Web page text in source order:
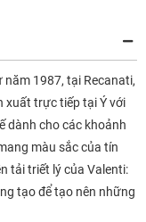
1987, tại Recanati,
xuất trực tiếp tại Ý với
dành cho các khoảnh
màu sắc của tín
tải triết lý của Valenti:
tạo để tạo nên những